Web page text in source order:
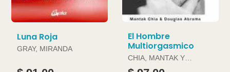
Luna Roja
GRAY, MIRANDA
El Hombre
Multiorgasmico
CHIA, MANTAK Y
DOUGLAS ABRAMS